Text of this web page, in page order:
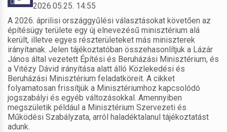
2026.05.25. 14:55
A 2026. áprilisi országgyűlési választásokat követően az
építésügy területe egy új elnevezésű minisztérium alá
került, illetve egyes részterületeket más miniszterek
irányítanak. Jelen tájékoztatóban összehasonlítjuk a Lázár
János által vezetett Építési és Beruházási Minisztérium, és
a Vitézy Dávid irányítása alatt álló Közlekedési és
Beruházási Minisztérium feladatköreit. A cikket
folyamatosan frissítjük a Minisztériumhoz kapcsolódó
jogszabályi és egyéb változásokkal. Amennyiben
megszületik például a Minisztérium Szervezeti és
Működési Szabályzata, arról haladéktalanul tájékoztatást
adunk.